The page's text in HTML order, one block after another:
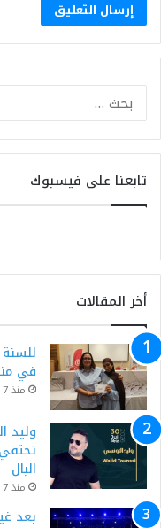
تابعنا على فيسبوك
أخر المقالات
في
منذ 7 أيام
وليد
البال
منذ 7 أيام